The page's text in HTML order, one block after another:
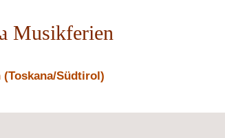
Musikferien
Südtirol)